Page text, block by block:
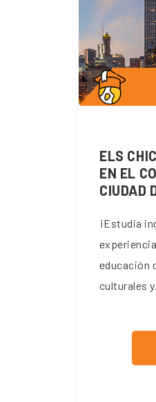
ELS
EN EL
CIUDAD
¡Estudia
educación
culturales